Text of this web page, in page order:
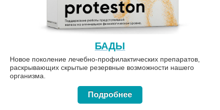
БАДЫ
Новое поколение лечебно-профилактических препаратов,
раскрывающих скрытые резервные возможности нашего
организма.
Подробнее